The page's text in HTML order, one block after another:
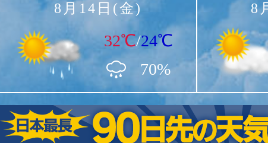
8月14日(金)
32℃/24℃
70%
8